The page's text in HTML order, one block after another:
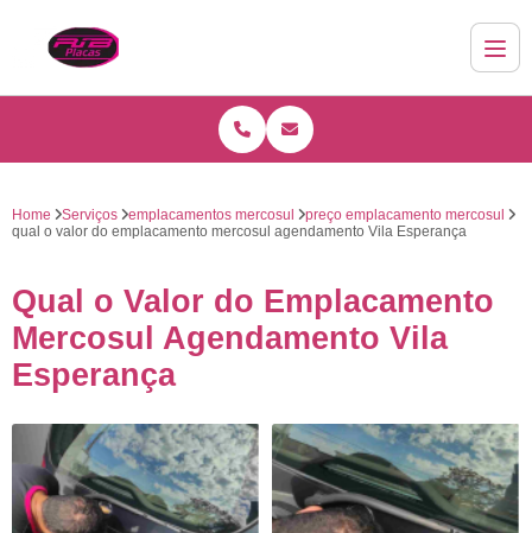
Home Serviços emplacamentos mercosul
preço emplacamento mercosul
qual o valor do emplacamento mercosul agendamento Vila Esperança
Qual o Valor do Emplacamento
Mercosul Agendamento Vila
Esperança